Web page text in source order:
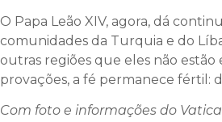
O Papa Leão XIV, agora, dá
comunidades da Turquia e do
outras regiões que eles não
provações, a fé permanece fértil:
Com foto e informações do